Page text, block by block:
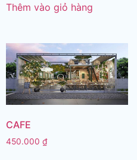
Thêm vào giỏ hàng
CAFE
450.000 ₫